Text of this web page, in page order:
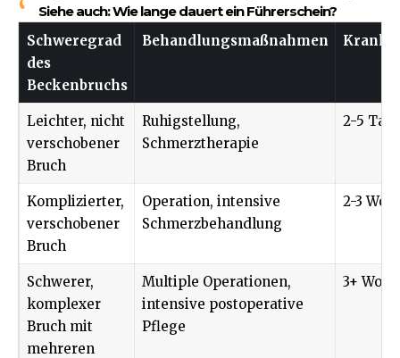
Siehe auch:Wie lange dauert ein Führerschein?
Schweregrad
des
Beckenbruchs
Behandlungsmaßnahmen
Leichter, nicht
verschobener
Bruch
Ruhigstellung,
Schmerztherapie
2-5
Komplizierter,
verschobener
Bruch
Operation, intensive
Schmerzbehandlung
2-3
Schwerer,
komplexer
Bruch mit
mehreren
Multiple Operationen,
intensive postoperative
Pflege
3+